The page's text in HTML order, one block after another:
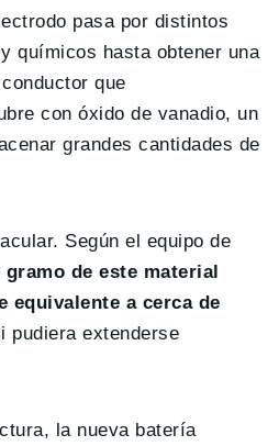
pasa por distintos
químicos hasta obtener una
que
con óxido de vanadio, un
grandes cantidades de
Según el equipo de
gramo de este material
equivalente a cerca de
pudiera extenderse
la nueva batería